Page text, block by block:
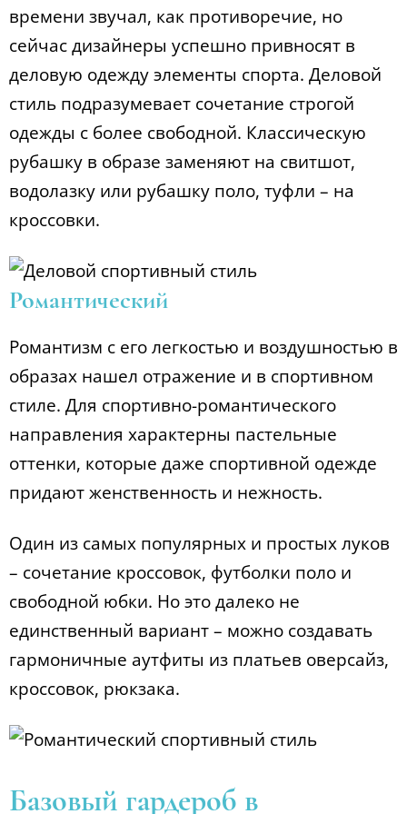
времени звучал, как противоречие, но
сейчас дизайнеры успешно привносят в
деловую одежду элементы спорта. Деловой
стиль подразумевает сочетание строгой
одежды с более свободной. Классическую
рубашку в образе заменяют на свитшот,
водолазку или рубашку поло, туфли – на
кроссовки.
Романтический
Романтизм с его легкостью и воздушностью в
образах нашел отражение и в спортивном
стиле. Для спортивно-романтического
направления характерны пастельные
оттенки, которые даже спортивной одежде
придают женственность и нежность.
Один из самых популярных и простых луков
– сочетание кроссовок, футболки поло и
свободной юбки. Но это далеко не
единственный вариант – можно создавать
гармоничные аутфиты из платьев оверсайз,
кроссовок, рюкзака.
Базовый гардероб в